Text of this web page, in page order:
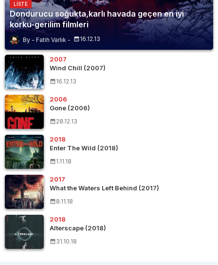
LISTE
Dondurucu soğukta,karlı havada geçen en iyi
korku-gerilim filmleri
Fatih Varlık 16.12.13
2007
Wind Chill (2007)
16.12.13
2006
Gone (2006)
28.12.13
2018
Enter The Wild (2018)
1.11.18
2017
What the Waters Left Behind (2017)
8.11.18
2018
Alterscape (2018)
31.10.18